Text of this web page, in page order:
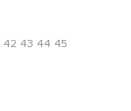
42 43 44 45